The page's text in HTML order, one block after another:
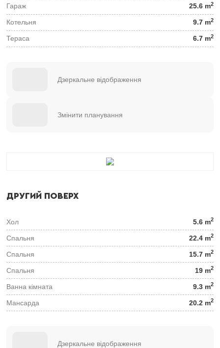
Гараж 25.6 m2
Котельня 9.7 m2
Тераса 6.7 m2
Дзеркальне відображення
Змінити планування
ДРУГИЙ ПОВЕРХ
Хол 5.6 m2
Спальня 22.4 m2
Спальня 15.7 m2
Спальня 19 m2
Ванна кімната 9.3 m2
Мансарда 20.2 m2
Дзеркальне відображення